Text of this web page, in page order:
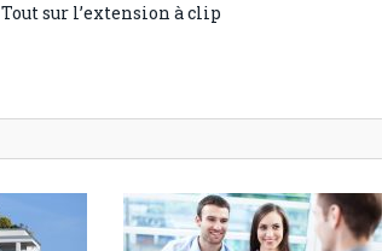
Tout sur l’extension à clip